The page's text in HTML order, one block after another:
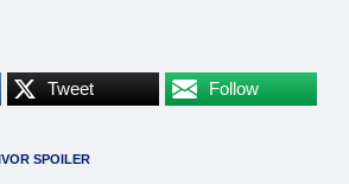
Tweet Follow
SPOILER